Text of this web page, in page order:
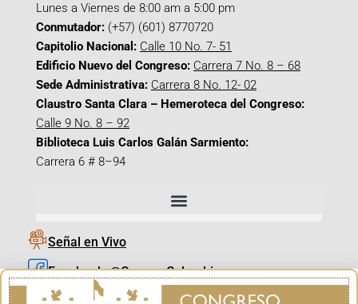
Lunes a Viernes de 8:00 am a 5:00 pm
Conmutador: (+57) (601) 8770720
Capitolio Nacional: Calle 10 No. 7- 51
Edificio Nuevo del Congreso: Carrera 7 No. 8 – 68
Sede Administrativa: Carrera 8 No. 12- 02
Claustro Santa Clara – Hemeroteca del Congreso:
Calle 9 No. 8 – 92
Biblioteca Luis Carlos Galán Sarmiento:
Carrera 6 # 8–94
Señal en Vivo
Facebook_@CamaraColombia